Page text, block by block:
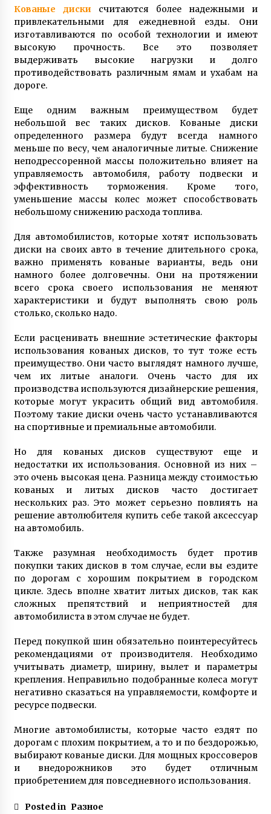
7 лет ago
Кованые диски считаются более надежными и
привлекательными для ежедневной езды. Они
изготавливаются по особой технологии и имеют
высокую прочность. Все это позволяет
выдерживать высокие нагрузки и долго
противодействовать различным ямам и ухабам на
дороге.
Еще одним важным преимуществом будет
небольшой вес таких дисков. Кованые диски
определенного размера будут всегда намного
меньше по весу, чем аналогичные литые. Снижение
неподрессоренной массы положительно влияет на
управляемость автомобиля, работу подвески и
эффективность торможения. Кроме того,
уменьшение массы колес может способствовать
небольшому снижению расхода топлива.
Для автомобилистов, которые хотят использовать
диски на своих авто в течение длительного срока,
важно применять кованые варианты, ведь они
намного более долговечны. Они на протяжении
всего срока своего использования не меняют
характеристики и будут выполнять свою роль
столько, сколько надо.
Если расценивать внешние эстетические факторы
использования кованых дисков, то тут тоже есть
преимущество. Они часто выглядят намного лучше,
чем их литые аналоги. Очень часто для их
производства используются дизайнерские решения,
которые могут украсить общий вид автомобиля.
Поэтому такие диски очень часто устанавливаются
на спортивные и премиальные автомобили.
Но для кованых дисков существуют еще и
недостатки их использования. Основной из них –
это очень высокая цена. Разница между стоимостью
кованых и литых дисков часто достигает
нескольких раз. Это может серьезно повлиять на
решение автолюбителя купить себе такой аксессуар
на автомобиль.
Также разумная необходимость будет против
покупки таких дисков в том случае, если вы ездите
по дорогам с хорошим покрытием в городском
цикле. Здесь вполне хватит литых дисков, так как
сложных препятствий и неприятностей для
автомобилиста в этом случае не будет.
Перед покупкой шин обязательно поинтересуйтесь
рекомендациями от производителя. Необходимо
учитывать диаметр, ширину, вылет и параметры
крепления. Неправильно подобранные колеса могут
негативно сказаться на управляемости, комфорте и
ресурсе подвески.
Многие автомобилисты, которые часто ездят по
дорогам с плохим покрытием, а то и по бездорожью,
выбирают кованые диски. Для мощных кроссоверов
и внедорожников это будет отличным
приобретением для повседневного использования.
Posted in Разное